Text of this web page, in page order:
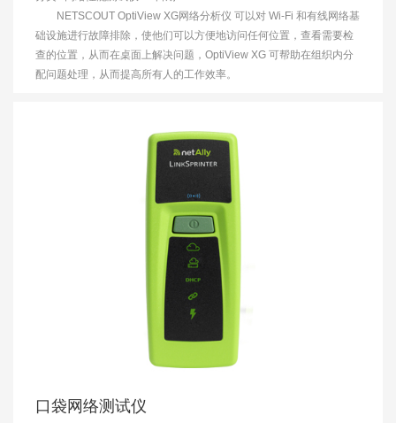
NETSCOUT OptiView XG网络分析仪 可以对 Wi-Fi 和有线网络基
础设施进行故障排除，使他们可以方便地访问任何位置，查看需要检
查的位置，从而在桌面上解决问题，OptiView XG 可帮助在组织内分
配问题处理，从而提高所有人的工作效率。
口袋网络测试仪